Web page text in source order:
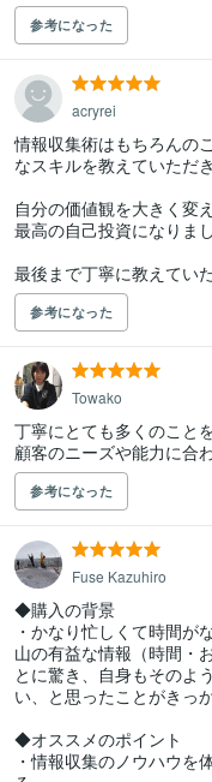
参考になった
acryrei
情報収集術はもちろんの
なスキルを教えていただ
自分の価値観を大きく変
最高の自己投資になりまし
最後まで丁寧に教えてい
参考になった
Towako
丁寧にとても多くのこと
顧客のニーズや能力に合
参考になった
Fuse Kazuhiro
◆購入の背景
・かなり忙しくて時間が
山の有益な情報（時間・
とに驚き、自身もそのよ
い、と思ったことがきっ
◆オススメのポイント
・情報収集のノウハウを